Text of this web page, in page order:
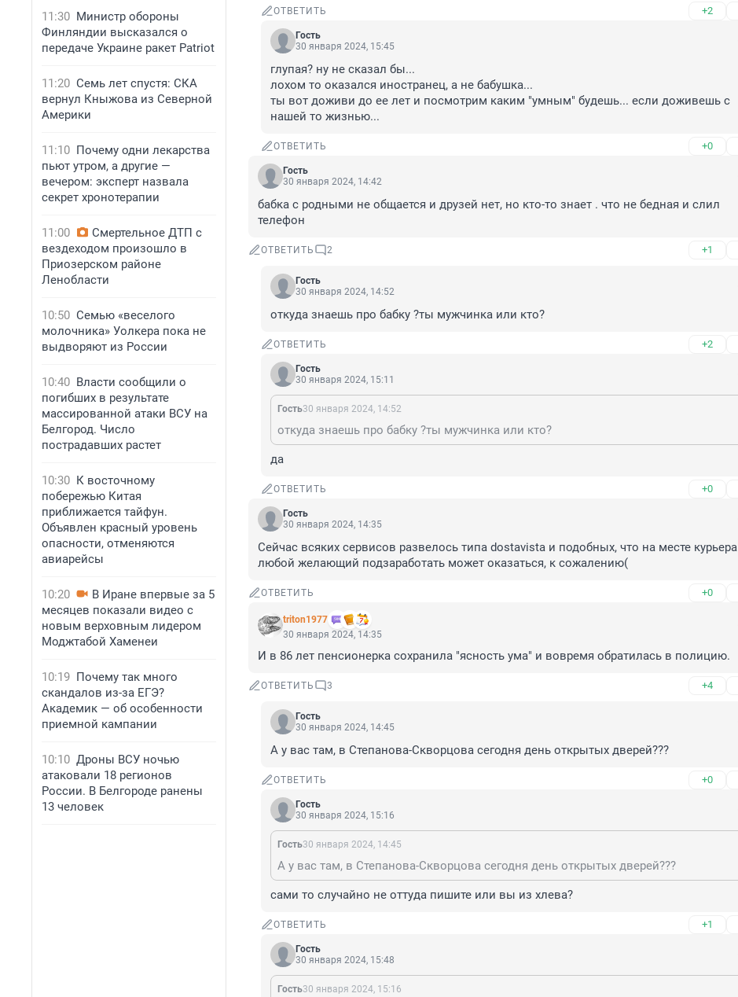
11:30 Министр обороны
Финляндии высказался о
передаче Украине ракет Patriot
11:20 Семь лет спустя: СКА
вернул Кныжова из Северной
Америки
11:10 Почему одни лекарства
пьют утром, а другие —
вечером: эксперт назвала
секрет хронотерапии
11:00
Смертельное ДТП с
вездеходом произошло в
Приозерском районе
Ленобласти
10:50 Семью «веселого
молочника» Уолкера пока не
выдворяют из России
10:40 Власти сообщили о
погибших в результате
массированной атаки ВСУ на
Белгород. Число
пострадавших растет
10:30 К восточному
побережью Китая
приближается тайфун.
Объявлен красный уровень
опасности, отменяются
авиарейсы
10:20
В Иране впервые за 5
месяцев показали видео с
новым верховным лидером
Моджтабой Хаменеи
10:19 Почему так много
скандалов из-за ЕГЭ?
Академик — об особенности
приемной кампании
10:10 Дроны ВСУ ночью
атаковали 18 регионов
России. В Белгороде ранены
13 человек
ОТВЕТИТЬ +2
Гость
30 января 2024, 15:45
глупая? ну не сказал бы...
лохом то оказался иностранец, а не бабушка...
ты вот доживи до ее лет и посмотрим каким "умным" будешь... если доживешь с
нашей то жизнью...
ОТВЕТИТЬ +0
Гость
30 января 2024, 14:42
бабка с родными не общается и друзей нет, но кто-то знает . что не бедная и слил
телефон
ОТВЕТИТЬ 2 +1
Гость
30 января 2024, 14:52
откуда знаешь про бабку ?ты мужчинка или кто?
ОТВЕТИТЬ +2
Гость
30 января 2024, 15:11
Гость30 января 2024, 14:52
откуда знаешь про бабку ?ты мужчинка или кто?
да
ОТВЕТИТЬ +0
Гость
30 января 2024, 14:35
Сейчас всяких сервисов развелось типа dostavista и подобных, что на месте курьера
любой желающий подзаработать может оказаться, к сожалению(
ОТВЕТИТЬ +0
triton1977
30 января 2024, 14:35
И в 86 лет пенсионерка сохранила "ясность ума" и вовремя обратилась в полицию.
ОТВЕТИТЬ 3 +4
Гость
30 января 2024, 14:45
А у вас там, в Степанова-Скворцова сегодня день открытых дверей???
ОТВЕТИТЬ +0
Гость
30 января 2024, 15:16
Гость30 января 2024, 14:45
А у вас там, в Степанова-Скворцова сегодня день открытых дверей???
сами то случайно не оттуда пишите или вы из хлева?
ОТВЕТИТЬ +1
Гость
30 января 2024, 15:48
Гость30 января 2024, 15:16